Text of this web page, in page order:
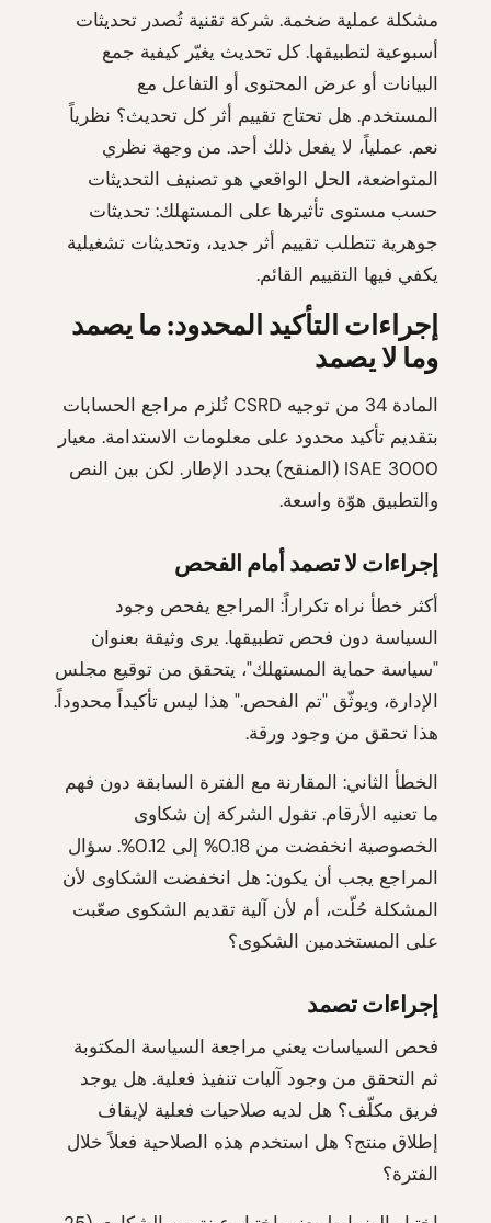
مشكلة عملية ضخمة. شركة تقنية تُصدر تحديثات
أسبوعية لتطبيقها. كل تحديث يغيّر كيفية جمع
البيانات أو عرض المحتوى أو التفاعل مع
المستخدم. هل تحتاج تقييم أثر كل تحديث؟ نظرياً
نعم. عملياً، لا يفعل ذلك أحد. من وجهة نظري
المتواضعة، الحل الواقعي هو تصنيف التحديثات
حسب مستوى تأثيرها على المستهلك: تحديثات
جوهرية تتطلب تقييم أثر جديد، وتحديثات تشغيلية
يكفي فيها التقييم القائم.
إجراءات التأكيد المحدود: ما يصمد
وما لا يصمد
المادة 34 من توجيه CSRD تُلزم مراجع الحسابات
بتقديم تأكيد محدود على معلومات الاستدامة. معيار
ISAE 3000 (المنقح) يحدد الإطار. لكن بين النص
والتطبيق هوّة واسعة.
إجراءات لا تصمد أمام الفحص
أكثر خطأ نراه تكراراً: المراجع يفحص وجود
السياسة دون فحص تطبيقها. يرى وثيقة بعنوان
"سياسة حماية المستهلك"، يتحقق من توقيع مجلس
الإدارة، ويوثّق "تم الفحص." هذا ليس تأكيداً محدوداً.
هذا تحقق من وجود ورقة.
الخطأ الثاني: المقارنة مع الفترة السابقة دون فهم
ما تعنيه الأرقام. تقول الشركة إن شكاوى
الخصوصية انخفضت من 0.18% إلى 0.12%. سؤال
المراجع يجب أن يكون: هل انخفضت الشكاوى لأن
المشكلة حُلّت، أم لأن آلية تقديم الشكوى صعّبت
على المستخدمين الشكوى؟
إجراءات تصمد
فحص السياسات يعني مراجعة السياسة المكتوبة
ثم التحقق من وجود آليات تنفيذ فعلية. هل يوجد
فريق مكلّف؟ هل لديه صلاحيات فعلية لإيقاف
إطلاق منتج؟ هل استخدم هذه الصلاحية فعلاً خلال
الفترة؟